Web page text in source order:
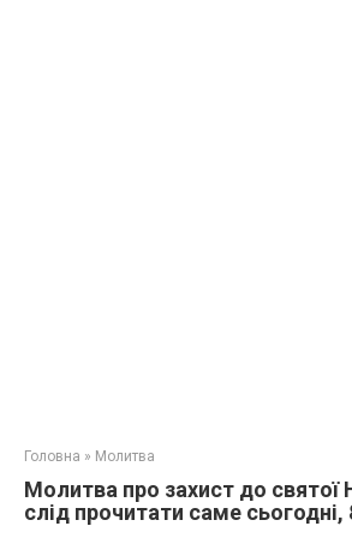
Головна » Молитва
Молитва про захист до святої
слід прочитати саме сьогодні,